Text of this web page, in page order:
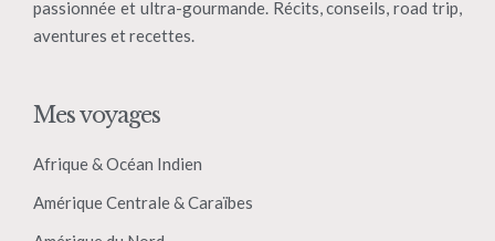
passionnée et ultra-gourmande. Récits, conseils, road trip,
aventures et recettes.
Mes voyages
Afrique & Océan Indien
Amérique Centrale & Caraïbes